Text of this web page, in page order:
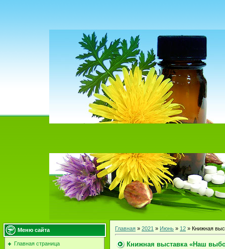
Меню сайта
Главная страница
Главная » 2021 » Июнь » 12 » Книжная
Книжная выставка «Наш